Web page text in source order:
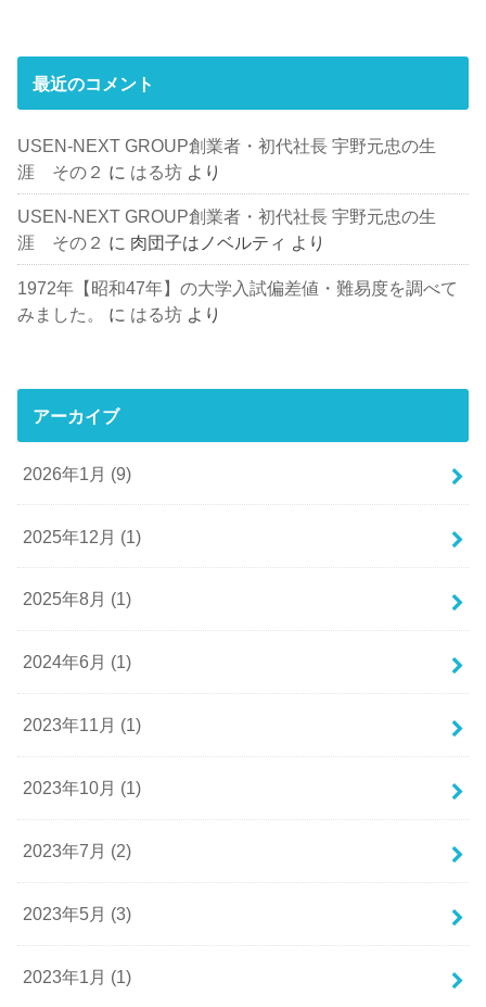
最近のコメント
USEN-NEXT GROUP創業者・初代社長 宇野元忠の生
涯 その２ に はる坊 より
USEN-NEXT GROUP創業者・初代社長 宇野元忠の生
涯 その２ に 肉団子はノベルティ より
1972年【昭和47年】の大学入試偏差値・難易度を調べて
みました。
に はる坊 より
アーカイブ
2026年1月 (9)
2025年12月 (1)
2025年8月 (1)
2024年6月 (1)
2023年11月 (1)
2023年10月 (1)
2023年7月 (2)
2023年5月 (3)
2023年1月 (1)